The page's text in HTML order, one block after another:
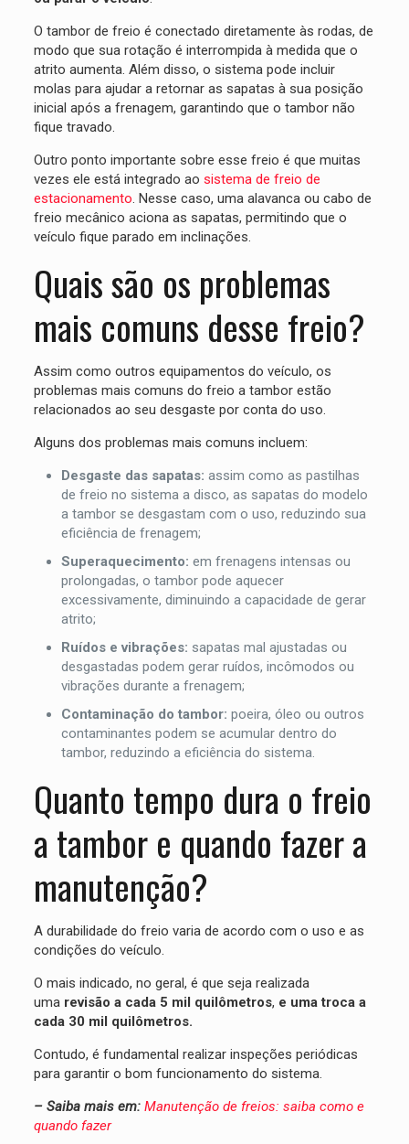
O tambor de freio é conectado diretamente às rodas, de
modo que sua rotação é interrompida à medida que o
atrito aumenta. Além disso, o sistema pode incluir
molas para ajudar a retornar as sapatas à sua posição
inicial após a frenagem, garantindo que o tambor não
fique travado.
Outro ponto importante sobre esse freio é que muitas
vezes ele está integrado ao sistema de freio de
estacionamento. Nesse caso, uma alavanca ou cabo de
freio mecânico aciona as sapatas, permitindo que o
veículo fique parado em inclinações.
Quais são os problemas
mais comuns desse freio?
Assim como outros equipamentos do veículo, os
problemas mais comuns do freio a tambor estão
relacionados ao seu desgaste por conta do uso.
Alguns dos problemas mais comuns incluem:
Desgaste das sapatas: assim como as pastilhas
de freio no sistema a disco, as sapatas do modelo
a tambor se desgastam com o uso, reduzindo sua
eficiência de frenagem;
Superaquecimento: em frenagens intensas ou
prolongadas, o tambor pode aquecer
excessivamente, diminuindo a capacidade de gerar
atrito;
Ruídos e vibrações: sapatas mal ajustadas ou
desgastadas podem gerar ruídos, incômodos ou
vibrações durante a frenagem;
Contaminação do tambor: poeira, óleo ou outros
contaminantes podem se acumular dentro do
tambor, reduzindo a eficiência do sistema.
Quanto tempo dura o freio
a tambor e quando fazer a
manutenção?
A durabilidade do freio varia de acordo com o uso e as
condições do veículo.
O mais indicado, no geral, é que seja realizada
uma revisão a cada 5 mil quilômetros, e uma troca a
cada 30 mil quilômetros.
Contudo, é fundamental realizar inspeções periódicas
para garantir o bom funcionamento do sistema.
– Saiba mais em: Manutenção de freios: saiba como e
quando fazer